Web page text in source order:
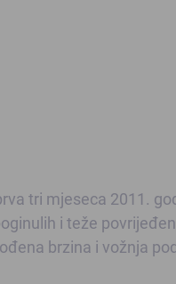
tri mjeseca 2011.
i teže
brzina i vožnja